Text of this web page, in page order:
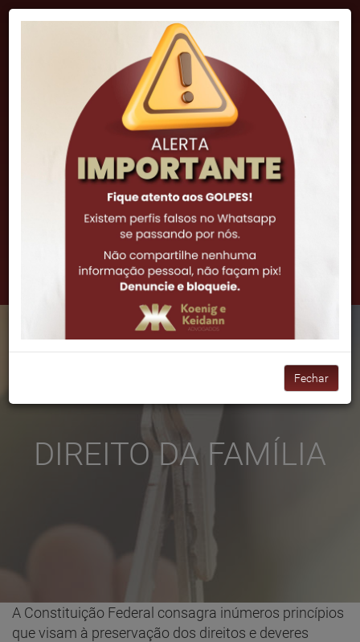
"A lei é inteligência, e sua função natural é impor o
procedimento correto e proibir a má ação."
(51) 3341-7972
(51) 3061-0252
DIREITO DA FAMÍLIA
A Constituição Federal consagra inúmeros princípios
que visam à preservação dos direitos e deveres
Fechar